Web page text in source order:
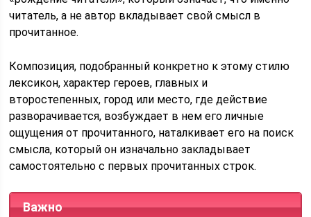
читатель, а не автор вкладывает свой смысл в
прочитанное.
Композиция, подобранный конкретно к этому стилю
лексикон, характер героев, главных и
второстепенных, город или место, где действие
разворачивается, возбуждает в нем его личные
ощущения от прочитанного, наталкивает его на поиск
смысла, который он изначально закладывает
самостоятельно с первых прочитанных строк.
Важно